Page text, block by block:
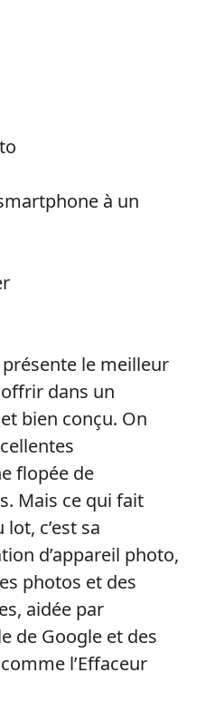
à un
présente le meilleur
dans un
bien conçu. On
flopée de
Mais ce qui fait
c’est sa
d’appareil photo,
photos et des
aidée par
de Google et des
l’Effaceur